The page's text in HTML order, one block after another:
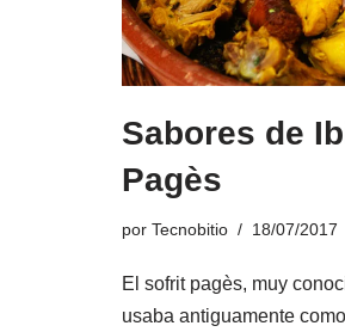
Sabores de
Pagès
por Tecnobitio 18/07/2017
El sofrit pagès, muy
usaba antiguamente